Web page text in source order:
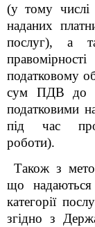
(у тому числі
наданих
послуг), а
податковому
сум ПДВ до
податковими
під час
роботи).
Також з
що
категорії
згідно з